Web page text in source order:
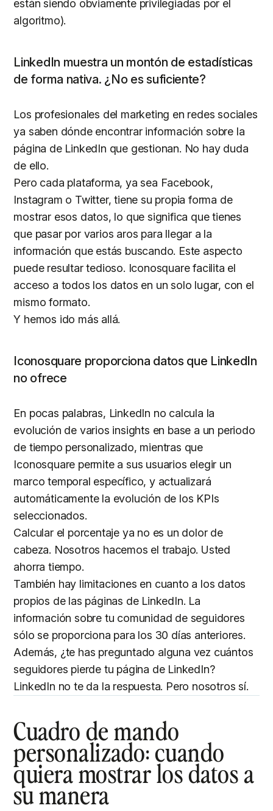
están siendo obviamente privilegiadas por el
algoritmo).
LinkedIn muestra un montón de estadísticas
de forma nativa. ¿No es suficiente?
Los profesionales del marketing en redes sociales
ya saben dónde encontrar información sobre la
página de LinkedIn que gestionan. No hay duda
de ello.
Pero cada plataforma, ya sea Facebook,
Instagram o Twitter, tiene su propia forma de
mostrar esos datos, lo que significa que tienes
que pasar por varios aros para llegar a la
información que estás buscando. Este aspecto
puede resultar tedioso. Iconosquare facilita el
acceso a todos los datos en un solo lugar, con el
mismo formato.
Y hemos ido más allá.
Iconosquare proporciona datos que LinkedIn
no ofrece
En pocas palabras, LinkedIn no calcula la
evolución de varios insights en base a un periodo
de tiempo personalizado, mientras que
Iconosquare permite a sus usuarios elegir un
marco temporal específico, y actualizará
automáticamente la evolución de los KPIs
seleccionados.
Calcular el porcentaje ya no es un dolor de
cabeza. Nosotros hacemos el trabajo. Usted
ahorra tiempo.
También hay limitaciones en cuanto a los datos
propios de las páginas de LinkedIn. La
información sobre tu comunidad de seguidores
sólo se proporciona para los 30 días anteriores.
Además, ¿te has preguntado alguna vez cuántos
seguidores pierde tu página de LinkedIn?
LinkedIn no te da la respuesta. Pero nosotros sí.
Cuadro de mando
personalizado: cuando
quiera mostrar los datos a
su manera